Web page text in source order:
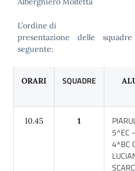
L’ordine di
presentazione delle
seguente:
ORARI SQUADRE
10.45 1
5^EC
4^BC